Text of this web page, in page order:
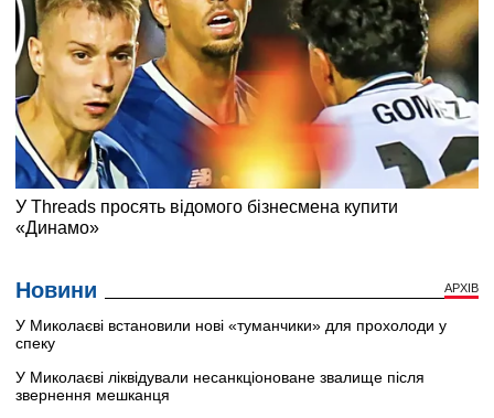
Новини АРХІВ
У Миколаєві встановили нові «туманчики» для прохолоди у
спеку
У Миколаєві ліквідували несанкціоноване звалище після
звернення мешканця